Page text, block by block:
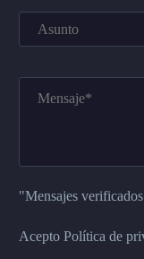
"Mensajes
Acepto Política de